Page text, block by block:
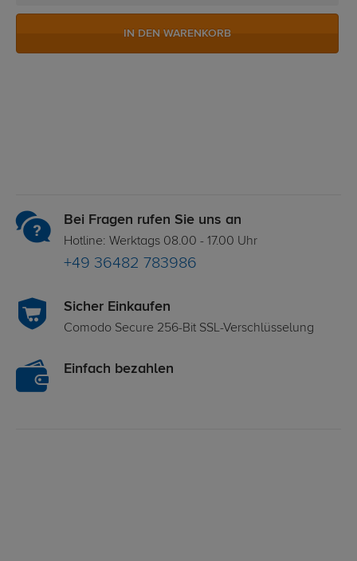
IN DEN WARENKORB
Bei Fragen rufen Sie uns an
Hotline: Werktags 08.00 - 17.00 Uhr
+49 36482 783986
Sicher Einkaufen
Comodo Secure 256-Bit SSL-Verschlüsselung
Einfach bezahlen